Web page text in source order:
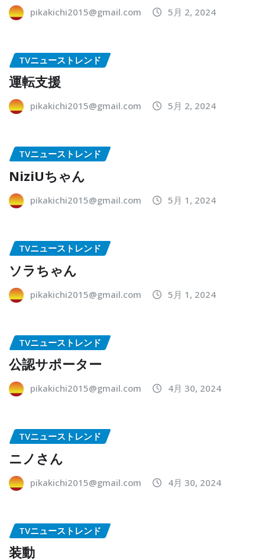
pikakichi2015@gmail.com 5月 2, 2024
TVニューストレンド
運転支援
pikakichi2015@gmail.com 5月 2, 2024
TVニューストレンド
NiziUちゃん
pikakichi2015@gmail.com 5月 1, 2024
TVニューストレンド
ソラちゃん
pikakichi2015@gmail.com 5月 1, 2024
TVニューストレンド
公認サポーター
pikakichi2015@gmail.com 4月 30, 2024
TVニューストレンド
ニノさん
pikakichi2015@gmail.com 4月 30, 2024
TVニューストレンド
装動